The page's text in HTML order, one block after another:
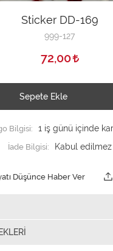
Sticker DD-169
999-127
72,00
Sepete Ekle
Bilgisi:
1 iş günü içinde
İade Bilgisi:
Düşünce Haber Ver